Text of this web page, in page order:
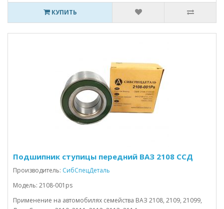
КУПИТЬ
Подшипник ступицы передний ВАЗ 2108 ССД
Производитель: СибСпецДеталь
Модель: 2108-001ps
Применение на автомобилях семейства ВАЗ 2108, 2109, 21099,